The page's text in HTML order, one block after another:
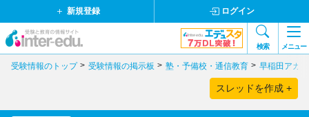
新規登録 ログイン
検索 メニュー
受験情報のトップ 受験情報の掲示板 塾・予備校・通信教育 早稲田アカ
スレッドを作成 +